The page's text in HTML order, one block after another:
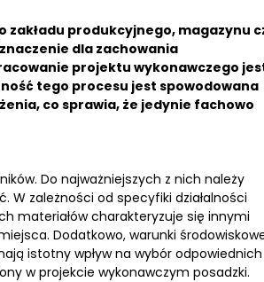
produkcyjnego, magazynu
dla zachowania
projektu wykonawczego
tego procesu jest spowodowana
co sprawia, że jedynie fachowo
Do najważniejszych z nich należy
W zależności od specyfiki działalności
materiałów charakteryzuje się innymi
Dodatkowo, warunki
istotny wpływ na wybór odpowiednich
w projekcie wykonawczym posadzki.